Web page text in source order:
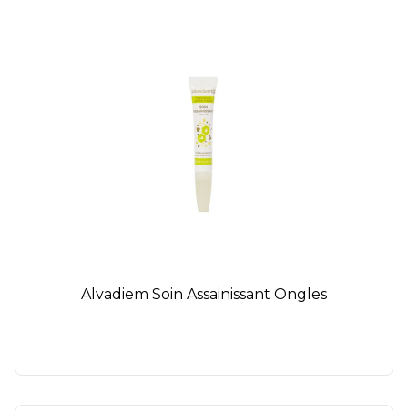
Alvadiem Soin Assainissant Ongles